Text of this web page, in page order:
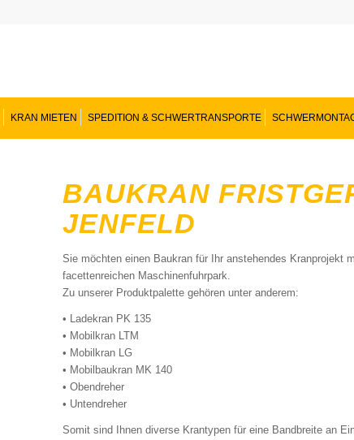
KRAN MIETEN SPEDITION & SCHWERTRANSPORTE
BAUKRAN
JENFELD
Sie möchten einen Baukran für Ihr anstehendes Kranprojekt
facettenreichen Maschinenfuhrpark.
Zu unserer Produktpalette gehören unter anderem:
• Ladekran PK 135
• Mobilkran LTM
• Mobilkran LG
• Mobilbaukran MK 140
• Obendreher
• Untendreher
Somit sind Ihnen diverse Krantypen für eine Bandbreite an